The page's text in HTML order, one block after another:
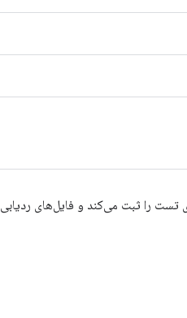
تست را ثبت می‌کند و فایل‌های ردیابی